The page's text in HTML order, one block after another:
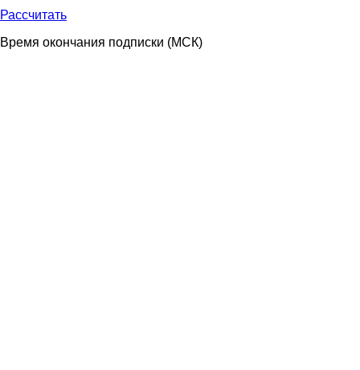
Рассчитать
Время окончания подписки (МСК)